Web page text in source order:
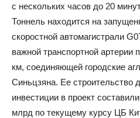
с нескольких часов до 20
Тоннель находится на
скоростной автомагистрали
важной транспортной артерии
км, соединяющей городские
Синьцзяна. Ее строительство
инвестиции в проект
млрд по текущему курсу ЦБ